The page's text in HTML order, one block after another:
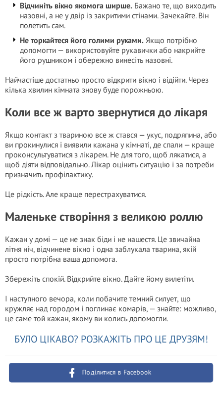
Відчиніть вікно якомога ширше. Бажано те, що виходить
назовні, а не у двір із закритими стінами. Зачекайте. Він
полетить сам.
Не торкайтеся його голими руками. Якщо потрібно
допомогти — використовуйте рукавички або накрийте
його рушником і обережно винесіть назовні.
Найчастіше достатньо просто відкрити вікно і відійти. Через
кілька хвилин кімната знову буде порожньою.
Коли все ж варто звернутися до лікаря
Якщо контакт з твариною все ж стався — укус, подряпина, або
ви прокинулися і виявили кажана у кімнаті, де спали — краще
проконсультуватися з лікарем. Не для того, щоб лякатися, а
щоб діяти відповідально. Лікар оцінить ситуацію і за потреби
призначить профілактику.
Це рідкість. Але краще перестрахуватися.
Маленьке створіння з великою роллю
Кажан у домі — це не знак біди і не нашестя. Це звичайна
літня ніч, відчинене вікно і одна заблукала тварина, якій
просто потрібна ваша допомога.
Збережіть спокій. Відкрийте вікно. Дайте йому вилетіти.
І наступного вечора, коли побачите темний силует, що
кружляє над городом і поглинає комарів, — знайте: можливо,
це саме той кажан, якому ви колись допомогли.
БУЛО ЦІКАВО? РОЗКАЖІТЬ ПРО ЦЕ ДРУЗЯМ!
Поділитися в Facebook